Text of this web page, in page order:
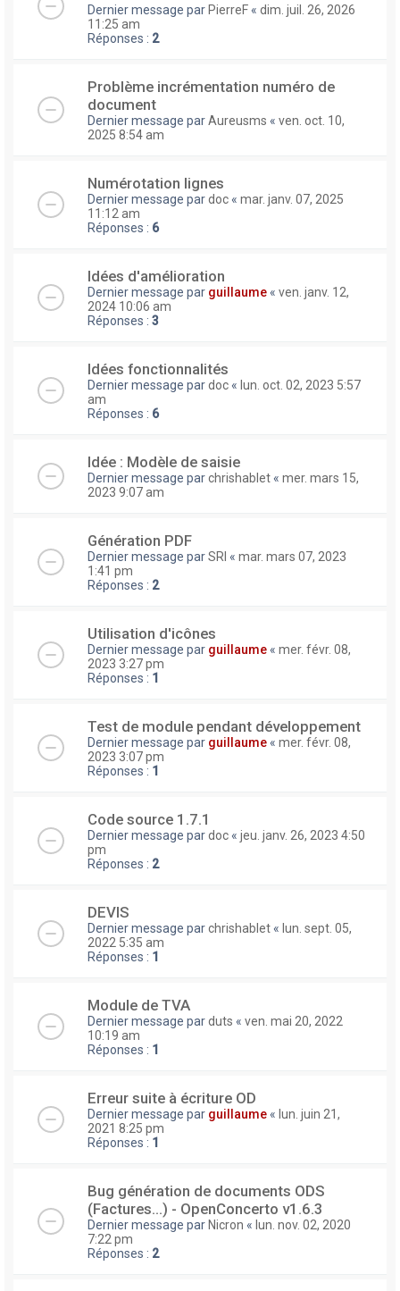
Dernier message parPierreF « dim. juil. 26, 2026
11:25 am
Réponses : 2
Problème incrémentation numéro de
document
Dernier message parAureusms « ven. oct. 10,
2025 8:54 am
Numérotation lignes
Dernier message pardoc « mar. janv. 07, 2025
11:12 am
Réponses : 6
Idées d'amélioration
Dernier message par guillaume « ven. janv. 12,
2024 10:06 am
Réponses : 3
Idées fonctionnalités
Dernier message pardoc « lun. oct. 02, 2023 5:57
am
Réponses : 6
Idée : Modèle de saisie
Dernier message parchrishablet « mer. mars 15,
2023 9:07 am
Génération PDF
Dernier message parSRI « mar. mars 07, 2023
1:41 pm
Réponses : 2
Utilisation d'icônes
Dernier message par guillaume « mer. févr. 08,
2023 3:27 pm
Réponses : 1
Test de module pendant développement
Dernier message par guillaume « mer. févr. 08,
2023 3:07 pm
Réponses : 1
Code source 1.7.1
Dernier message pardoc « jeu. janv. 26, 2023 4:50
pm
Réponses : 2
DEVIS
Dernier message parchrishablet « lun. sept. 05,
2022 5:35 am
Réponses : 1
Module de TVA
Dernier message parduts « ven. mai 20, 2022
10:19 am
Réponses : 1
Erreur suite à écriture OD
Dernier message par guillaume « lun. juin 21,
2021 8:25 pm
Réponses : 1
Bug génération de documents ODS
(Factures...) - OpenConcerto v1.6.3
Dernier message parNicron « lun. nov. 02, 2020
7:22 pm
Réponses : 2